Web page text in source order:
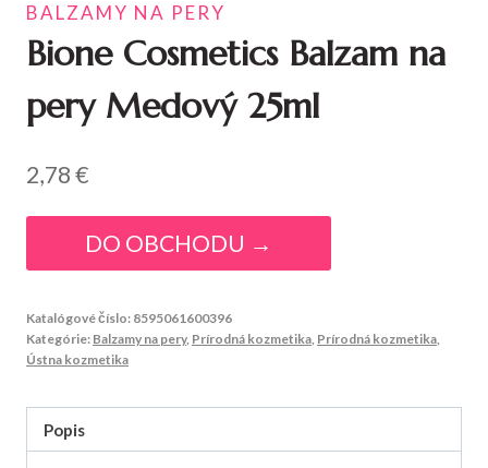
BALZAMY NA PERY
Bione Cosmetics Balzam na
pery Medový 25ml
2,78€
DO OBCHODU →
Katalógové číslo: 8595061600396
Kategórie: Balzamy na pery, Prírodná kozmetika Prírodná kozmetika
Ústna kozmetika
Popis